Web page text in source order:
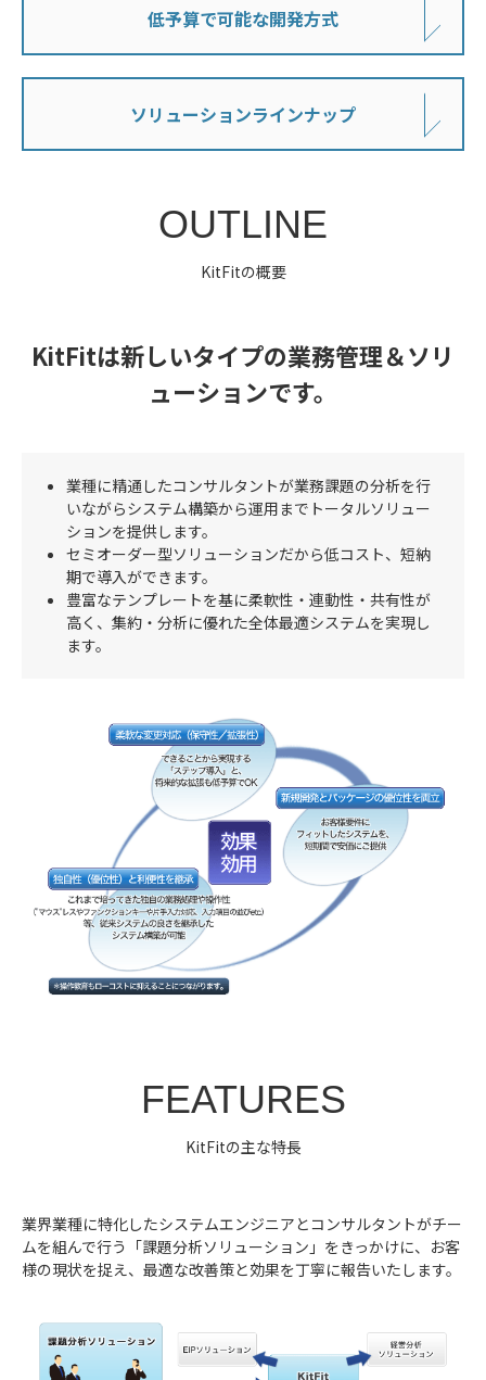
低予算で可能な開発方式
ソリューションラインナップ
OUTLINE
KitFitの概要
KitFitは新しいタイプの業務管理＆ソリ
ューションです。
業種に精通したコンサルタントが業務課題の分析を行
いながらシステム構築から運用までトータルソリュー
ションを提供します。
セミオーダー型ソリューションだから低コスト、短納
期で導入ができます。
豊富なテンプレートを基に柔軟性・連動性・共有性が
高く、集約・分析に優れた全体最適システムを実現し
ます。
FEATURES
KitFitの主な特長
業界業種に特化したシステムエンジニアとコンサルタントがチー
ムを組んで行う「課題分析ソリューション」をきっかけに、お客
様の現状を捉え、最適な改善策と効果を丁寧に報告いたします。